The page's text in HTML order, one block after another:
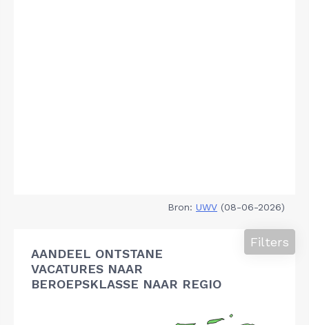
Bron: UWV (08-06-2026)
AANDEEL ONTSTANE
VACATURES NAAR
BEROEPSKLASSE NAAR REGIO
Filters